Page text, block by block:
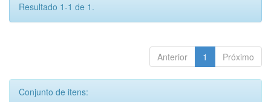
Resultado 1-1 de 1.
Anterior 1 Próximo
Conjunto de itens: